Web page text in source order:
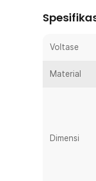
Kapasitas
dengan
terasa
Desain
Anda bisa
perpaduan
kuat dan
Voltase
Material
Dimensi